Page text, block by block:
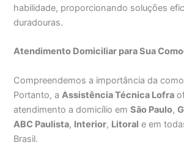
habilidade, proporcionando soluções
duradouras.
Atendimento Domiciliar para Sua
Compreendemos a importância da
Portanto, aAssistência Técnica Lofra
atendimento a domicílio emSão Paulo,
ABC Paulista, Interior, Litoral e em
Brasil.